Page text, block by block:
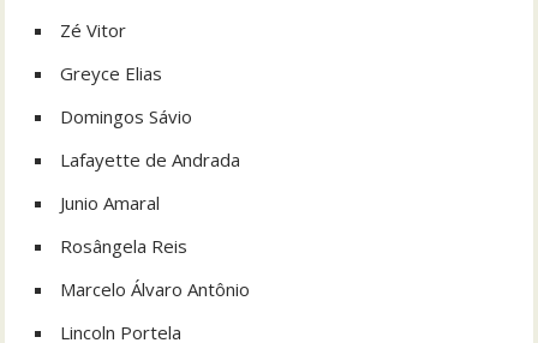
Zé Vitor
Greyce Elias
Domingos Sávio
Lafayette de Andrada
Junio Amaral
Rosângela Reis
Marcelo Álvaro Antônio
Lincoln Portela